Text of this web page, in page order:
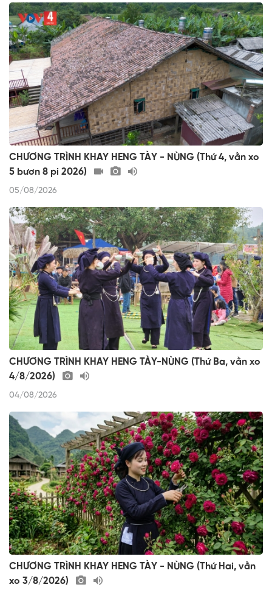
CHƯƠNG TRÌNH KHAY HENG TÀY - NÙNG (Thứ 4, vằn xo
5 bươn 8 pi 2026)
05/08/2026
CHƯƠNG TRÌNH KHAY HENG TÀY-NÙNG (Thứ Ba, vằn xo
4/8/2026)
04/08/2026
CHƯƠNG TRÌNH KHAY HENG TÀY - NÙNG (Thứ Hai, vằn
xo 3/8/2026)